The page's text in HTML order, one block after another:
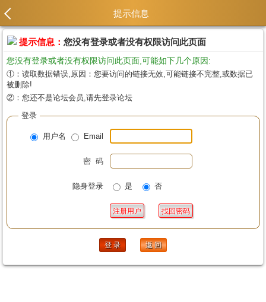
提示信息
提示信息： 您没有登录或者没有权限访问此页面
您没有登录或者没有权限访问此页面,可能如下几个原因:
①：读取数据错误,原因：您要访问的链接无效,可能链接不完整,或数据已
被删除!
②：您还不是论坛会员,请先登录论坛
登录
用户名 Email
密 码
隐身登录 是 否